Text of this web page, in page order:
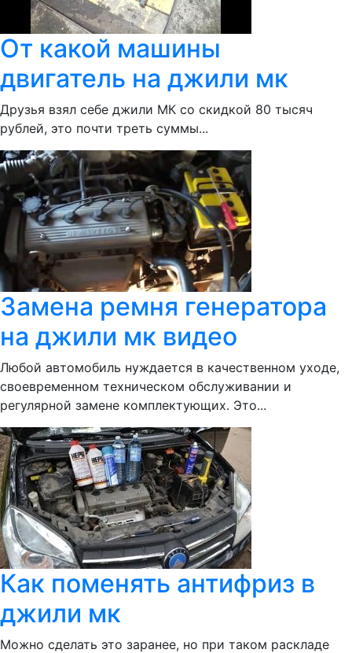
От какой машины
двигатель на джили мк
Друзья взял себе джили МК со скидкой 80 тысяч
рублей, это почти треть суммы...
Замена ремня генератора
на джили мк видео
Любой автомобиль нуждается в качественном уходе,
своевременном техническом обслуживании и
регулярной замене комплектующих. Это...
Как поменять антифриз в
джили мк
Можно сделать это заранее, но при таком раскладе